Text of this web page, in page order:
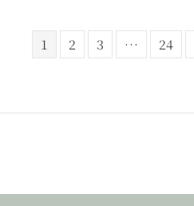
1 2 3 … 24